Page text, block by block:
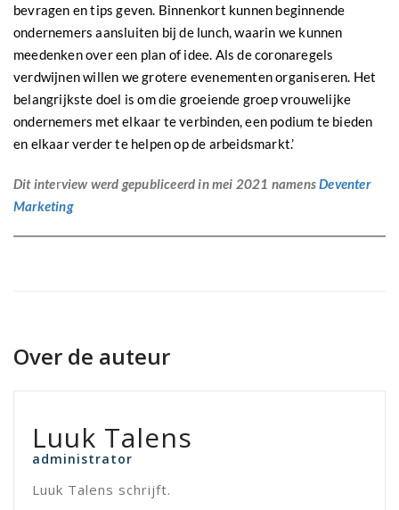
bevragen en tips geven. Binnenkort kunnen beginnende
ondernemers aansluiten bij de lunch, waarin we kunnen
meedenken over een plan of idee. Als de coronaregels
verdwijnen willen we grotere evenementen organiseren. Het
belangrijkste doel is om die groeiende groep vrouwelijke
ondernemers met elkaar te verbinden, een podium te bieden
en elkaar verder te helpen op de arbeidsmarkt.’
Dit interview werd gepubliceerd in mei 2021 namensDeventer
Marketing
Over de auteur
Luuk Talens
administrator
Luuk Talens schrijft.